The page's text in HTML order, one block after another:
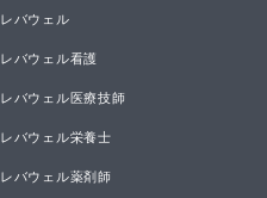
レバウェル
レバウェル看護
レバウェル医療技師
レバウェル栄養士
レバウェル薬剤師